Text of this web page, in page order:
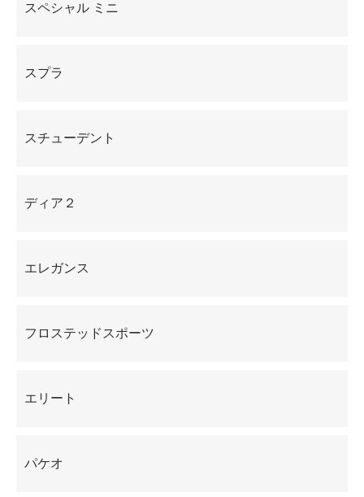
スペシャル ミニ
スプラ
スチューデント
ディア２
エレガンス
フロステッドスポーツ
エリート
パケオ